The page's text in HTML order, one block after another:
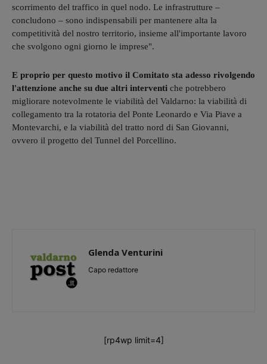
scorrimento del traffico in quel nodo. Le infrastrutture –
concludono – sono indispensabili per mantenere alta la
competitività del nostro territorio, insieme all'importante lavoro
che svolgono ogni giorno le imprese".
E proprio per questo motivo il Comitato sta adesso rivolgendo
l'attenzione anche su due altri interventi che potrebbero
migliorare notevolmente le viabilità del Valdarno: la viabilità di
collegamento tra la rotatoria del Ponte Leonardo e Via Piave a
Montevarchi, e la viabilità del tratto nord di San Giovanni,
ovvero il progetto del Tunnel del Porcellino.
Glenda Venturini
Capo redattore
[rp4wp limit=4]